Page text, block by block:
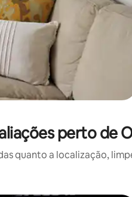
perto de
quanto a localização,